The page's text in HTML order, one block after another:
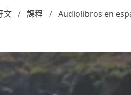
文
課程 Audiolibros en